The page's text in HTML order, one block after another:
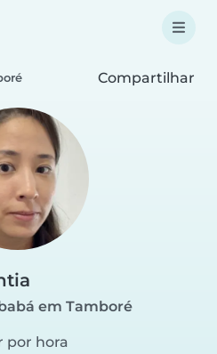
Compartilhar
em Tamboré
por hora